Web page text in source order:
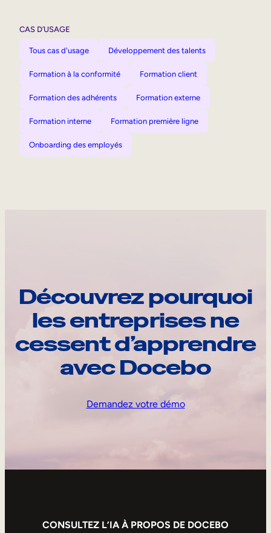
CAS D’USAGE
Tous cas d'usage Développement des talents
Formation à la conformité Formation client
Formation des adhérents Formation externe
Formation interne Formation première ligne
Onboarding des employés
Découvrez pourquoi
les entreprises ne
cessent d’apprendre
avec Docebo
Demandez votre démo
CONSULTEZ L’IA À PROPOS DE DOCEBO